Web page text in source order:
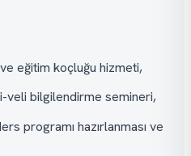
eğitim koçluğu hizmeti,
veli bilgilendirme semineri,
programı hazırlanması ve